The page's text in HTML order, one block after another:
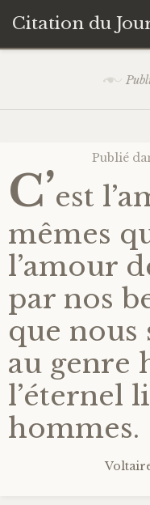
Citation du
contenu
Savoir-être
Connaissance de soi
Sérénité
Moment présent
Bonheur
Conscience
Publié
C’est
mêmes
l’amour
par nos
que nous
au genre
l’éternel
hommes.